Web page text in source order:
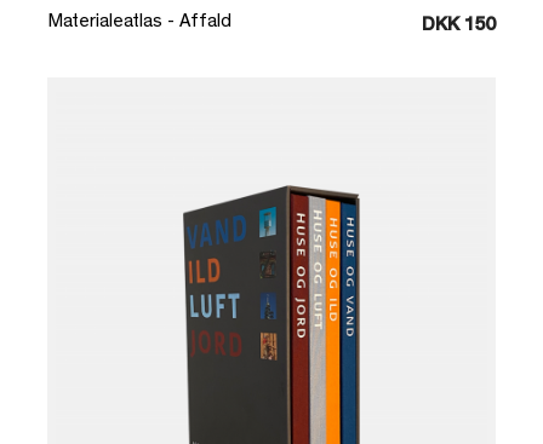
Materialeatlas - Affald DKK 150